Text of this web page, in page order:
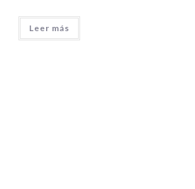
Leer más